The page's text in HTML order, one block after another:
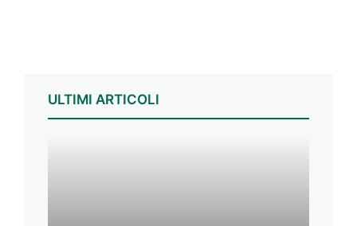
ULTIMI ARTICOLI